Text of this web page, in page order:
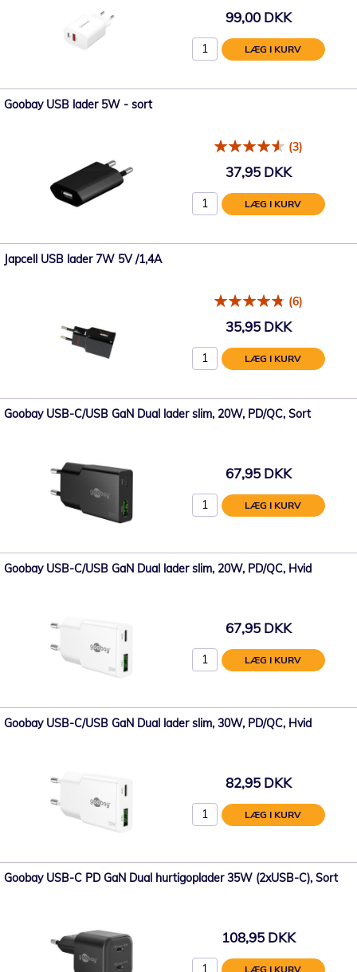
99,00 DKK
LÆG I KURV
Goobay USB lader 5W - sort
(3)
37,95 DKK
LÆG I KURV
Japcell USB lader 7W 5V /1,4A
(6)
35,95 DKK
LÆG I KURV
Goobay USB-C/USB GaN Dual lader slim, 20W, PD/QC, Sort
67,95 DKK
LÆG I KURV
Goobay USB-C/USB GaN Dual lader slim, 20W, PD/QC, Hvid
67,95 DKK
LÆG I KURV
Goobay USB-C/USB GaN Dual lader slim, 30W, PD/QC, Hvid
82,95 DKK
LÆG I KURV
Goobay USB-C PD GaN Dual hurtigoplader 35W (2xUSB-C), Sort
108,95 DKK
LÆG I KURV